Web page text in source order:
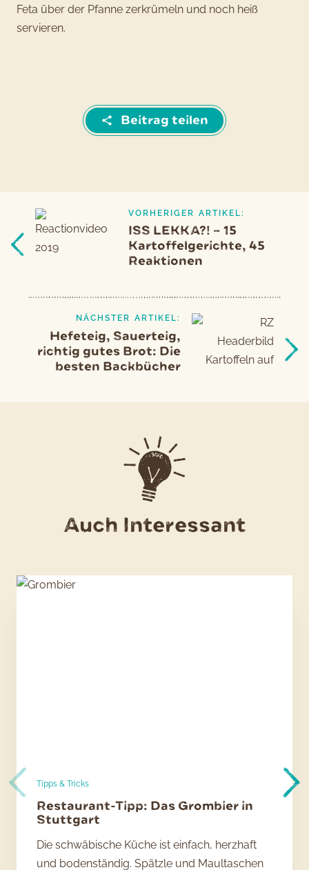
Feta über der Pfanne zerkrümeln und noch heiß
servieren.
Beitrag teilen
Beitragsnavigation
Vorheriger
Artikel
VORHERIGER ARTIKEL:
ISS LEKKA?! – 15
Kartoffelgerichte, 45
Reaktionen
NÄCHSTER ARTIKEL:
Hefeteig, Sauerteig,
richtig gutes Brot: Die
besten Backbücher
Auch Interessant
Tipps & Tricks
Restaurant-Tipp: Das Grombier in
Stuttgart
Die schwäbische Küche ist einfach, herzhaft
und bodenständig. Spätzle und Maultaschen